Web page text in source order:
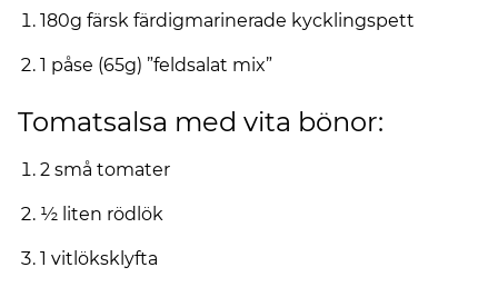
180g färsk färdigmarinerade kycklingspett
1 påse (65g) ”feldsalat mix”
Tomatsalsa med vita bönor:
2 små tomater
½ liten rödlök
1 vitlöksklyfta